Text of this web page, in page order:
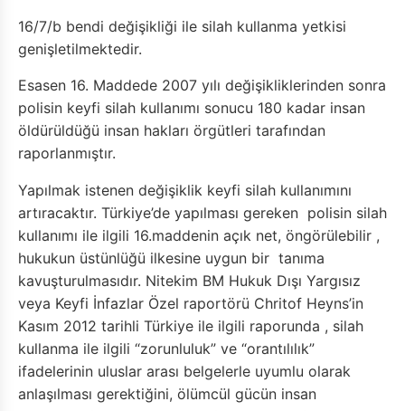
16/7/b bendi değişikliği ile silah kullanma yetkisi
genişletilmektedir.
Esasen 16. Maddede 2007 yılı değişikliklerinden sonra
polisin keyfi silah kullanımı sonucu 180 kadar insan
öldürüldüğü insan hakları örgütleri tarafından
raporlanmıştır.
Yapılmak istenen değişiklik keyfi silah kullanımını
artıracaktır. Türkiye’de yapılması gereken polisin silah
kullanımı ile ilgili 16.maddenin açık net, öngörülebilir ,
hukukun üstünlüğü ilkesine uygun bir tanıma
kavuşturulmasıdır. Nitekim BM Hukuk Dışı Yargısız
veya Keyfi İnfazlar Özel raportörü Chritof Heyns’in
Kasım 2012 tarihli Türkiye ile ilgili raporunda , silah
kullanma ile ilgili “zorunluluk” ve “orantılılık”
ifadelerinin uluslar arası belgelerle uyumlu olarak
anlaşılması gerektiğini, ölümcül gücün insan